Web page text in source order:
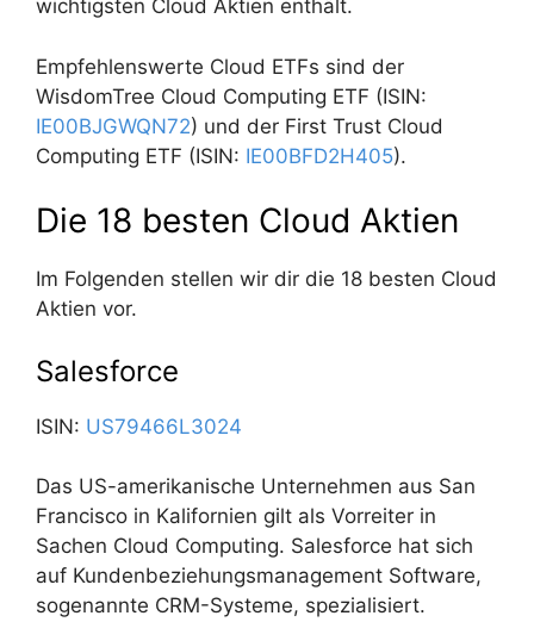
wichtigsten Cloud Aktien enthält.
Empfehlenswerte Cloud ETFs sind der
WisdomTree Cloud Computing ETF (ISIN:
IE00BJGWQN72) und der First Trust Cloud
Computing ETF (ISIN: IE00BFD2H405).
Die 18 besten Cloud Aktien
Im Folgenden stellen wir dir die 18 besten Cloud
Aktien vor.
Salesforce
ISIN: US79466L3024
Das US-amerikanische Unternehmen aus San
Francisco in Kalifornien gilt als Vorreiter in
Sachen Cloud Computing. Salesforce hat sich
auf Kundenbeziehungsmanagement Software,
sogenannte CRM-Systeme, spezialisiert.